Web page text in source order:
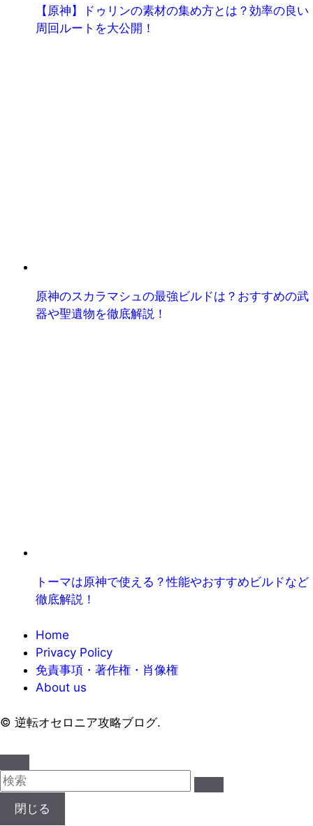
【原神】ドゥリンの素材の集め方とは？効率の良い
周回ルートを大公開！
原神のスカラマシュの最強ビルドは？おすすめの武
器や聖遺物を徹底解説！
トーマは原神で使える？性能やおすすめビルドなど
徹底解説！
Home
Privacy Policy
免責事項・著作権・肖像権
About us
© 逆転オセロニア攻略ブログ.
閉じる